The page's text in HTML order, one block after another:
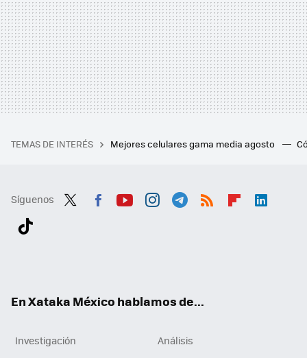
TEMAS DE INTERÉS Mejores celulares gama media agosto
Síguenos
En Xataka México hablamos de...
Investigación
Análisis